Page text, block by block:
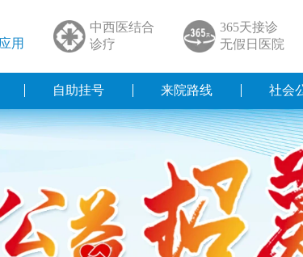
用
中西医结合
诊疗
365天接诊
无假日医院
自助挂号 来院路线 社会